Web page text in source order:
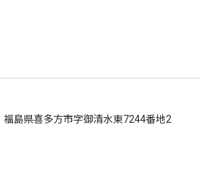
島県喜多方市字御清水東7244番地2